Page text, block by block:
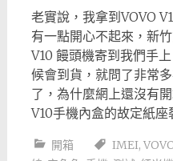
老實說，我拿到VOVO
有一點開心不起來，新
V10 饅頭機寄到我們手
候會到貨，就問了非常
了，為什麼網上還沒有
V10手機內盒的故定紙座
開箱 IMEI,